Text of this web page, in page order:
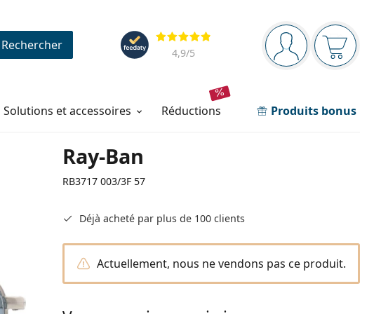
Barre de navigation
Vous êtesVotre
Évaluation
4,9/5
Rechercher
Solutions et accessoires réductions Produits bonus
Ray-Ban
RB3717 003/3F 57
Déjà acheté par plus de 100 clients
Actuellement, nous ne vendons pas ce produit.